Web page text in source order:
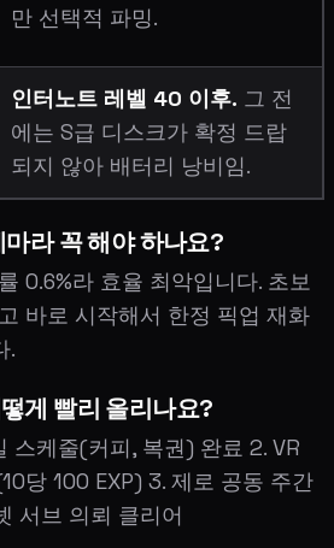
만 선택적 파밍.
인터노트 레벨 40 이후. 그 전
에는 S급 디스크가 확정 드랍
되지 않아 배터리 낭비임.
라 꼭 해야 하나요?
0.6%라 효율 최악입니다. 초보
바로 시작해서 한정 픽업 재화
.
게 빨리 올리나요?
스케줄(커피, 복권) 완료 2. VR
당 100 EXP) 3. 제로 공동 주간
서브 의뢰 클리어